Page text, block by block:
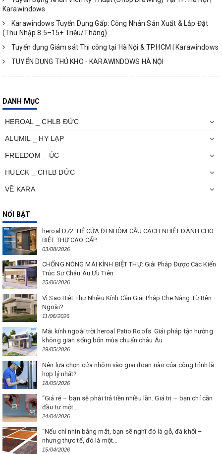
Karawindows
Karawindows Tuyển Dụng Gấp: Công Nhân Sản Xuất & Lắp Đặt
(Thu Nhập 8.5–15+ Triệu/Tháng)
Tuyển dụng Giám sát Thi công tại Hà Nội & TP.HCM | Karawindows
TUYỂN DỤNG THỦ KHO - KARAWINDOWS HÀ NỘI
DANH MỤC
HEROAL _ CHLB ĐỨC
ALUMIL _ HY LẠP
FREEDOM _ ÚC
HUECK _ CHLB ĐỨC
VỀ KARA
NỔI BẬT
heroal D72. HỆ CỬA ĐI NHÔM CẦU CÁCH NHIỆT DÀNH CHO
BIỆT THỰ CAO CẤP.
03/08/2026
CHỐNG NÓNG MÁI KÍNH BIỆT THỰ: Giải Pháp Được Các Kiến
Trúc Sư Châu Âu Ưu Tiên
25/06/2026
Vì Sao Biệt Thự Nhiều Kính Cần Giải Pháp Che Nắng Từ Bên
Ngoài?
11/06/2026
Mái kính ngoài trời heroal Patio Roofs: Giải pháp tận hưởng
không gian sống bốn mùa chuẩn châu Âu
29/05/2026
Nên lựa chọn cửa nhôm vào giai đoạn nào của công trình là
hợp lý nhất?
18/05/2026
“Giá rẻ – bạn sẽ phải trả tiền nhiều lần. Giá trị – bạn chỉ cần
đầu tư một...
24/04/2026
“Nếu chỉ nhìn bằng mắt, bạn sẽ nghĩ đó là gỗ, đá khối –
nhưng thực tế, đó là một...
15/04/2026